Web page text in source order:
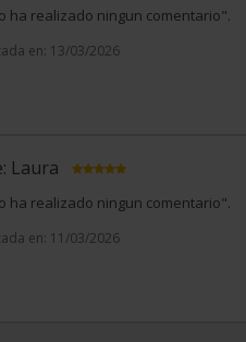
ha realizado ningun comentario".
en: 13/03/2026
Laura
ha realizado ningun comentario".
en: 11/03/2026